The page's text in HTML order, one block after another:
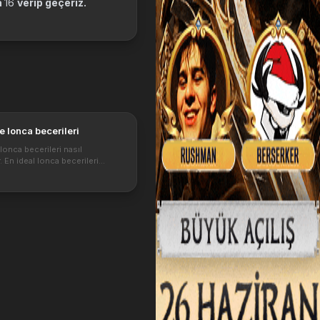
16 verip geçeriz.
lonca becerileri
becerileri nasıl
En ideal lonca becerileri
beceri sıralaması ve gelişimi